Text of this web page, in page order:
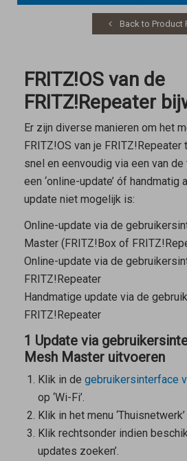
Back to Product
FRITZ!OS van de
FRITZ!Repeater
Er zijn diverse manieren om het
FRITZ!OS van je
snel en eenvoudig via een van
een ‘online-update’ óf handmatig
update niet mogelijk is:
Online-update via de
Master(FRITZ!Box of
Online-update via de
FRITZ!Repeater
Handmatige update via de
FRITZ!Repeater
1 Update via
Mesh Master uitvoeren
Klik in de gebruikersinterface
op ‘Wi-Fi’.
Klik in het menu ‘Thuisnetwerk’
Klik rechtsonder indien
updates zoeken’.